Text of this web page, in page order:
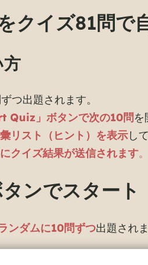
クイズ81問で
つ出題されます。
Quiz」ボタンで次の10問を
リスト（ヒント）を表示し
クイズ結果が送信されます。
ンでスタート
ンダムに10問ずつ出題されま